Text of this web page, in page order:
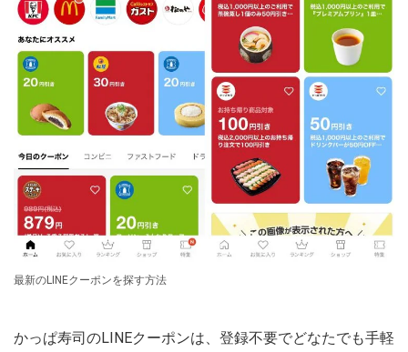
最新のLINEクーポンを探す方法
かっぱ寿司のLINEクーポンは、登録不要でどなたでも手軽